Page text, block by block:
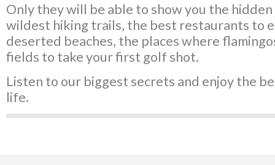
Only they will be able to show you the
wildest hiking trails, the best restaurants to
deserted beaches, the places where
fields to take your first golf shot.
Listen to our biggest secrets and enjoy the
life.